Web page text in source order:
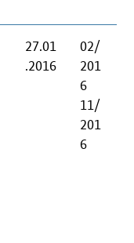
27.01
.2016
02/
201
6
11/
201
6